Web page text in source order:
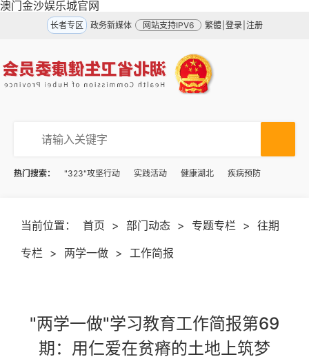
澳门金沙娱乐城官网
长者专区 政务新媒体 网站支持IPV6 繁體 登录 注册
热门搜索： "323"攻坚行动 实践活动 健康湖北 疾病预防
当前位置： 首页 > 部门动态 > 专题专栏 > 往期
专栏 > 两学一做 > 工作简报
"两学一做"学习教育工作简报第69
期：用仁爱在贫瘠的土地上筑梦